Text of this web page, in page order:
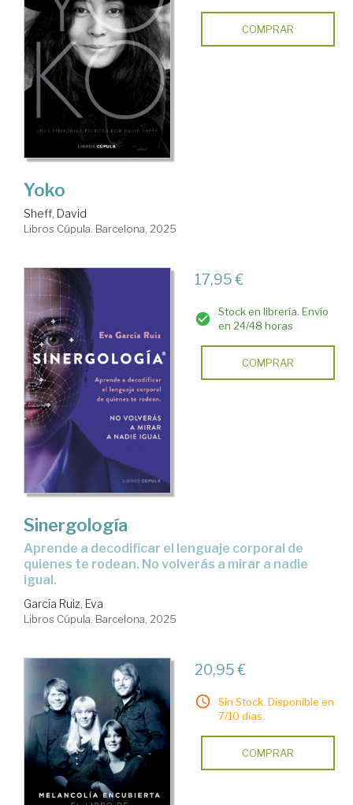
COMPRAR
Yoko
Sheff, David
Libros Cúpula. Barcelona, 2025
17,95 €
Stock en librería. Envío
en 24/48 horas
COMPRAR
Sinergología
Aprende a decodificar el lenguaje corporal de
quienes te rodean. No volverás a mirar a nadie
igual.
García Ruiz, Eva
Libros Cúpula. Barcelona, 2025
20,95 €
Sin Stock. Disponible en
7/10 días.
COMPRAR